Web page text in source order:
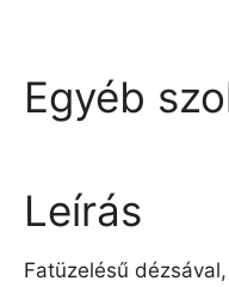
Egyéb
Leírás
Fatüzelésű